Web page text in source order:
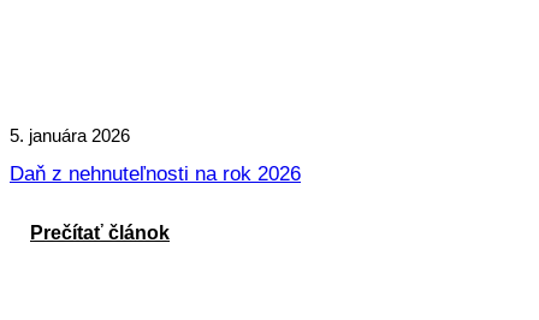
5. januára 2026
Daň z nehnuteľnosti na rok 2026
Prečítať článok